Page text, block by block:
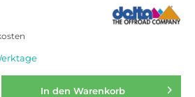
In den Warenkorb